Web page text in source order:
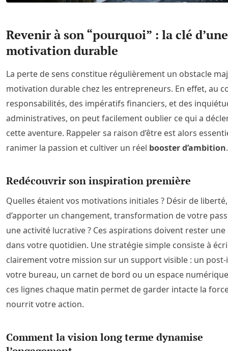
Revenir à son “pourquoi” : la clé d’une
motivation durable
La perte de sens constitue régulièrement un obstacle
motivation durable chez les entrepreneurs. En effet, au
responsabilités, des impératifs financiers, et des
administratives, on peut facilement oublier ce qui a
cette aventure. Rappeler sa raison d’être est alors
ranimer la passion et cultiver un réel booster d’ambition.
Redécouvrir son inspiration première
Quelles étaient vos motivations initiales ? Désir de
d’apporter un changement, transformation de votre
une activité lucrative ? Ces aspirations doivent rester une
dans votre quotidien. Une stratégie simple consiste à
clairement votre mission sur un support visible : un
votre bureau, un carnet de bord ou un espace
ces lignes chaque matin permet de garder intacte la
nourrit votre action.
Comment la vision long terme dynamise